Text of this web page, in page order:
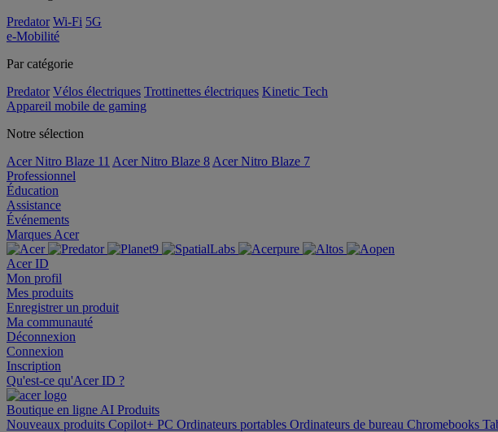
Predator Wi-Fi 5G
e-Mobilité
Par catégorie
Predator Vélos électriques Trottinettes électriques Kinetic Tech
Appareil mobile de gaming
Notre sélection
Acer Nitro Blaze 11 Acer Nitro Blaze 8 Acer Nitro Blaze 7
Professionnel
Éducation
Assistance
Événements
Marques Acer
Acer ID
Mon profil
Mes produits
Enregistrer un produit
Ma communauté
Déconnexion
Connexion
Inscription
Qu'est-ce qu'Acer ID ?
Boutique en ligne AI Produits
Nouveaux produits Copilot+ PC Ordinateurs portables Ordinateurs de bureau Chromebooks